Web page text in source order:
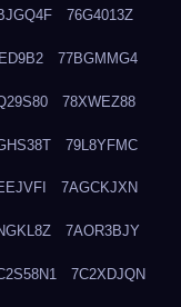
76G4013Z
77BGMMG4
78XWEZ88
79L8YFMC
7AGCKJXN
7AOR3BJY
7C2XDJQN